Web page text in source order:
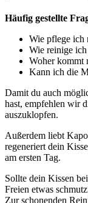
Häufig gestellte
Wie pflege ich
Wie reinige
Woher kommt
Kann ich die
Damit du auch
hast, empfehlen wir
auszuklopfen.
Außerdem liebt
regeneriert dein
am ersten Tag.
Sollte dein Kissen
Freien etwas
Zur schonenden